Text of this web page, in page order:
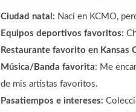
Ciudad natal : Nací en KCMO,
Equipos deportivos favoritos:
Restaurante favorito en Kansas
Música/Banda favorita: Me
de mis artistas favoritos.
Pasatiempos e intereses: